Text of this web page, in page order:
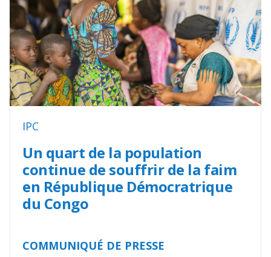
IPC
Un quart de la population
continue de souffrir de la faim
en République Démocratrique
du Congo
COMMUNIQUÉ DE PRESSE